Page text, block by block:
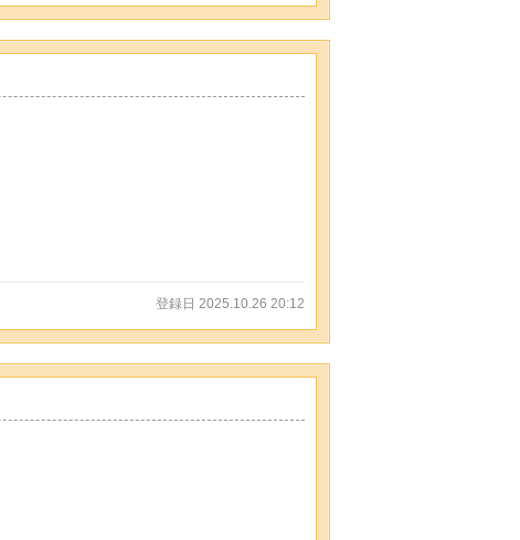
登録日 2025.10.26 20:12